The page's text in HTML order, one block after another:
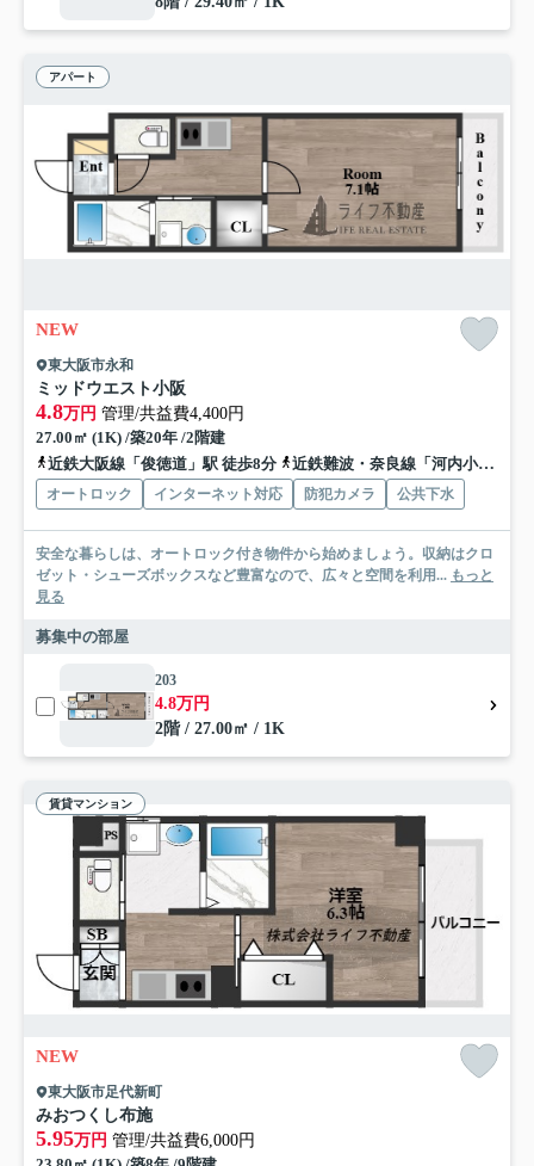
アパート
NEW
東大阪市永和
ミッドウエスト小阪
4.8万円 管理/共益費4,400円
27.00㎡ (1K) /築20年 /2階建
近鉄大阪線「俊徳道」駅 徒歩8分
近鉄難波・奈良線「河内小阪」駅 徒歩10分
オートロック インターネット対応 防犯カメラ 公共下水
安全な暮らしは、オートロック付き物件から始めましょう。収納はクロ
ゼット・シューズボックスなど豊富なので、広々と空間を利用... もっと
見る
募集中の部屋
203
4.8万円
2階 / 27.00㎡ / 1K
賃貸マンション
NEW
東大阪市足代新町
みおつくし布施
5.95万円 管理/共益費6,000円